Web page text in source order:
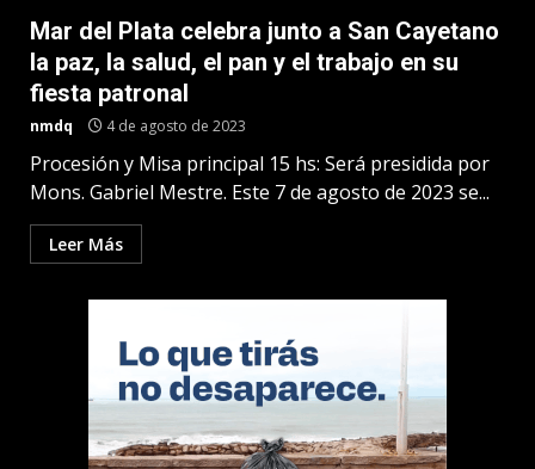
Mar del Plata celebra junto a San Cayetano
la paz, la salud, el pan y el trabajo en su
fiesta patronal
nmdq 4 de agosto de 2023
Procesión y Misa principal 15 hs: Será presidida por
Mons. Gabriel Mestre. Este 7 de agosto de 2023 se...
Leer Más